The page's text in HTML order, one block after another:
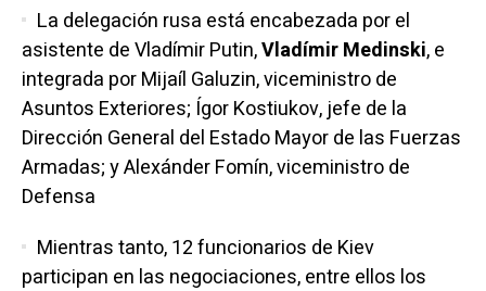
La delegación rusa está encabezada por el
asistente de Vladímir Putin,Vladímir Medinski, e
integrada por Mijaíl Galuzin, viceministro de
Asuntos Exteriores; Ígor Kostiukov, jefe de la
Dirección General del Estado Mayor de las Fuerzas
Armadas; y Alexánder Fomín, viceministro de
Defensa
Mientras tanto, 12 funcionarios de Kiev
participan en las negociaciones, entre ellos los